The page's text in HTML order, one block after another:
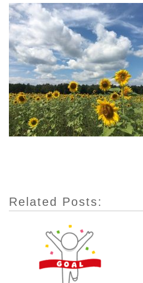
Related Posts: